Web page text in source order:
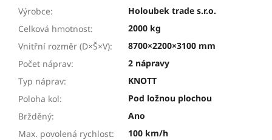
Výrobce:
Holoubek trade s.r.o.
Celková hmotnost:
2000 kg
Vnitřní rozměr (D×Š×V):
8700×2200×3100 mm
Počet náprav:
2 nápravy
Typ náprav:
KNOTT
Poloha kol:
Pod ložnou plochou
Bržděný:
Ano
Max. povolená rychlost: 100 km/h